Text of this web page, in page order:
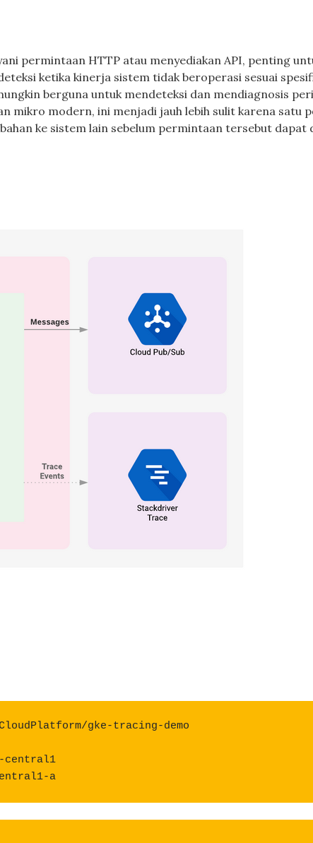
permintaan HTTP atau menyediakan API, penting
ketika kinerja sistem tidak beroperasi sesuai
berguna untuk mendeteksi dan mendiagnosis
mikro modern, ini menjadi jauh lebih sulit karena satu
ke sistem lain sebelum permintaan tersebut dapat
gke-tracing-demo
central1
a